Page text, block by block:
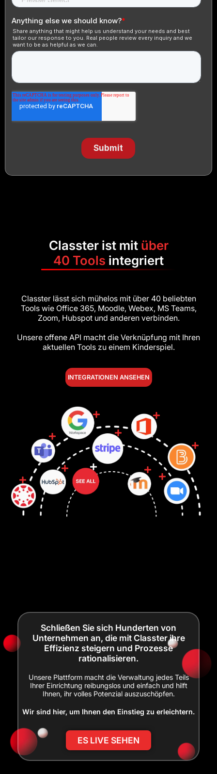
Classter ist mit über
40 Tools integriert
Classter lässt sich mühelos mit über 40 beliebten
Tools wie Office 365, Moodle, Webex, MS Teams,
Zoom, Hubspot und anderen verbinden.
Unsere offene API macht die Verknüpfung mit Ihren
aktuellen Tools zu einem Kinderspiel.
INTEGRATIONEN ANSEHEN
Schließen Sie sich Hunderten von
Unternehmen an, die mit Classter ihre
Effizienz steigern und Prozesse
rationalisieren.
Unsere Plattform macht die Verwaltung jedes Teils
Ihrer Einrichtung reibungslos und einfach und hilft
Ihnen, ihr volles Potenzial auszuschöpfen.
Wir sind hier, um Ihnen den Einstieg zu erleichtern.
ES LIVE SEHEN